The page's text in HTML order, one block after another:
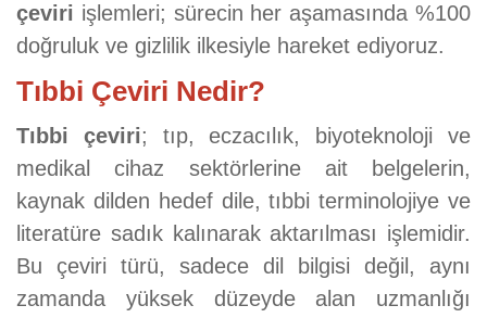
çeviri işlemleri; sürecin her aşamasında %100
doğruluk ve gizlilik ilkesiyle hareket ediyoruz.
Tıbbi Çeviri Nedir?
Tıbbi çeviri; tıp, eczacılık, biyoteknoloji ve
medikal cihaz sektörlerine ait belgelerin,
kaynak dilden hedef dile, tıbbi terminolojiye ve
literatüre sadık kalınarak aktarılması işlemidir.
Bu çeviri türü, sadece dil bilgisi değil, aynı
zamanda yüksek düzeyde alan uzmanlığı